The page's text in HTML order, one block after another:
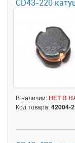
CD43-220
В наличии:НЕТ В
Код товара:42004-